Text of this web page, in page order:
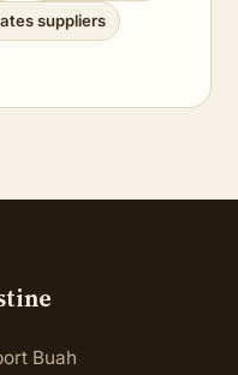
suppliers
Buah